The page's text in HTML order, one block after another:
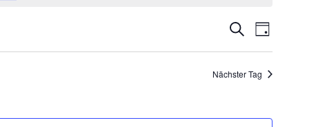
Veranstaltungen
Suche
und
Suche
Veranstaltung
Ansichten-
Navigation
Tag
Nächster Tag